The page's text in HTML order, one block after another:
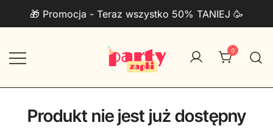
Przejdź
🎁 Promocja - Teraz wszystko 50% TANIEJ 🥳
PartyZAPKI
0
Produkt nie jest już dostępny